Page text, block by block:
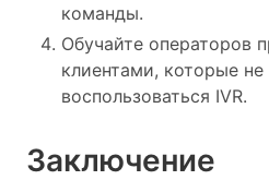
команды.
Обучайте операторов
клиентами, которые не
воспользоваться IVR.
Заключение